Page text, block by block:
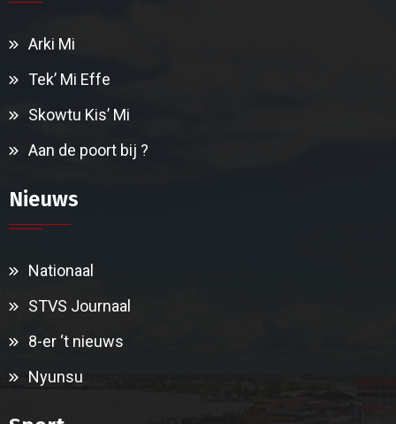
Arki Mi
Tek’ Mi Effe
Skowtu Kis’ Mi
Aan de poort bij ?
Nieuws
Nationaal
STVS Journaal
8-er ‘t nieuws
Nyunsu